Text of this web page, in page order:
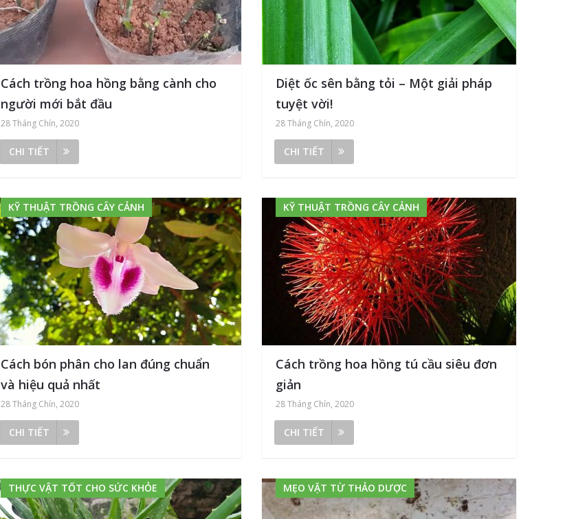
Cách trồng hoa hồng bằng cành cho
người mới bắt đầu
28 Tháng Chín, 2020
CHI TIẾT
Diệt ốc sên bằng tỏi – Một giải pháp
tuyệt vời!
28 Tháng Chín, 2020
CHI TIẾT
KỸ THUẬT TRỒNG CÂY CẢNH
Cách bón phân cho lan đúng chuẩn
và hiệu quả nhất
28 Tháng Chín, 2020
CHI TIẾT
KỸ THUẬT TRỒNG CÂY CẢNH
Cách trồng hoa hồng tú cầu siêu đơn
giản
28 Tháng Chín, 2020
CHI TIẾT
THỰC VẬT TỐT CHO SỨC KHỎE MẸO VẶT TỪ THẢO DƯỢC